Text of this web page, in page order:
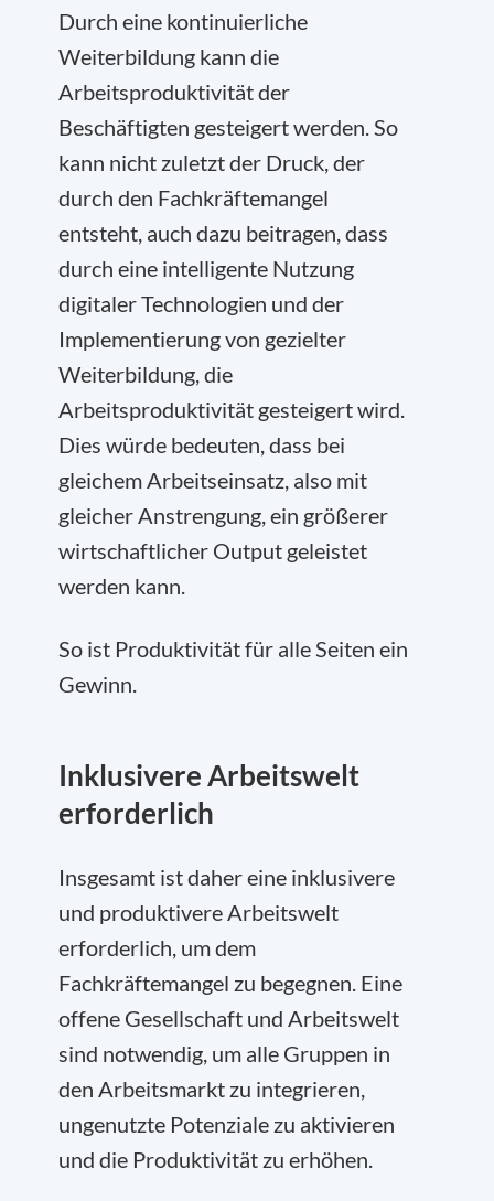
Durch eine kontinuierliche
Weiterbildung kann die
Arbeitsproduktivität der
Beschäftigten gesteigert werden. So
kann nicht zuletzt der Druck, der
durch den Fachkräftemangel
entsteht, auch dazu beitragen, dass
durch eine intelligente Nutzung
digitaler Technologien und der
Implementierung von gezielter
Weiterbildung, die
Arbeitsproduktivität gesteigert wird.
Dies würde bedeuten, dass bei
gleichem Arbeitseinsatz, also mit
gleicher Anstrengung, ein größerer
wirtschaftlicher Output geleistet
werden kann.
So ist Produktivität für alle Seiten ein
Gewinn.
Inklusivere Arbeitswelt
erforderlich
Insgesamt ist daher eine inklusivere
und produktivere Arbeitswelt
erforderlich, um dem
Fachkräftemangel zu begegnen. Eine
offene Gesellschaft und Arbeitswelt
sind notwendig, um alle Gruppen in
den Arbeitsmarkt zu integrieren,
ungenutzte Potenziale zu aktivieren
und die Produktivität zu erhöhen.